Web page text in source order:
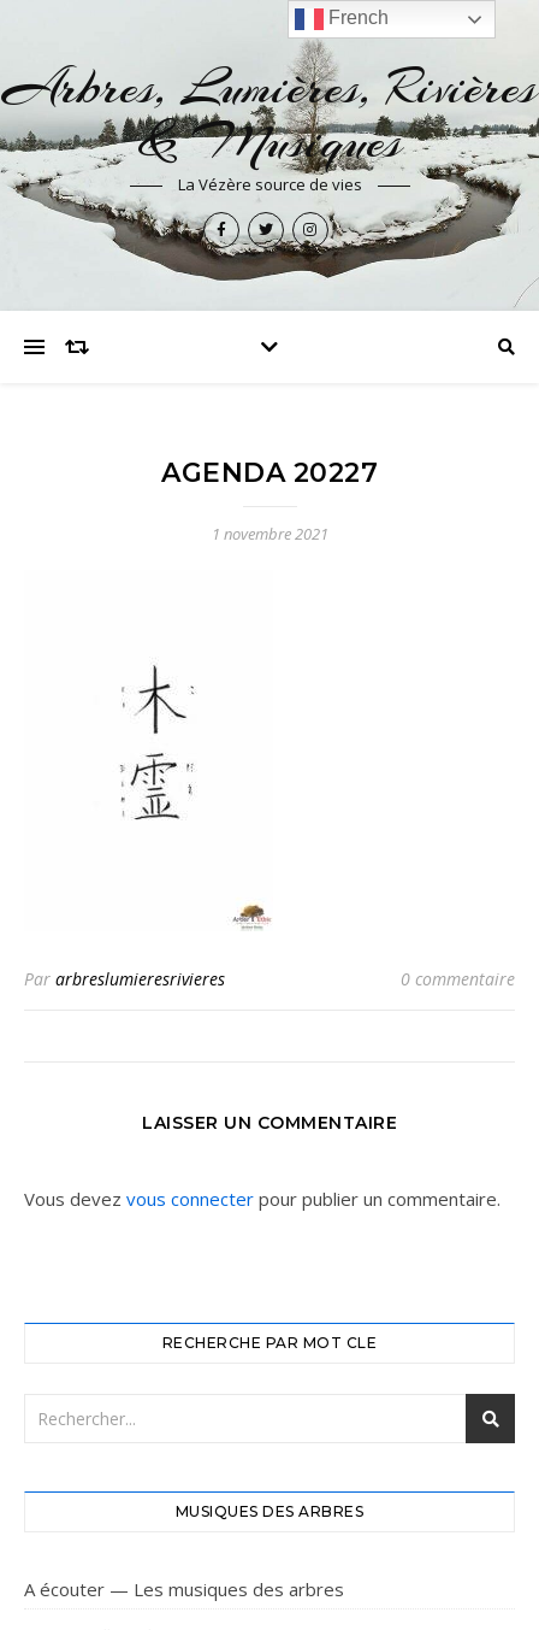
Arbres, Lumières, Rivières
& Musiques
La Vézère source de vies
AGENDA 20227
1 novembre 2021
Par arbreslumieresrivieres 0 commentaire
LAISSER UN COMMENTAIRE
Vous devez vous connecter pour publier un commentaire.
RECHERCHE PAR MOT CLE
MUSIQUES DES ARBRES
A écouter — Les musiques des arbres
French